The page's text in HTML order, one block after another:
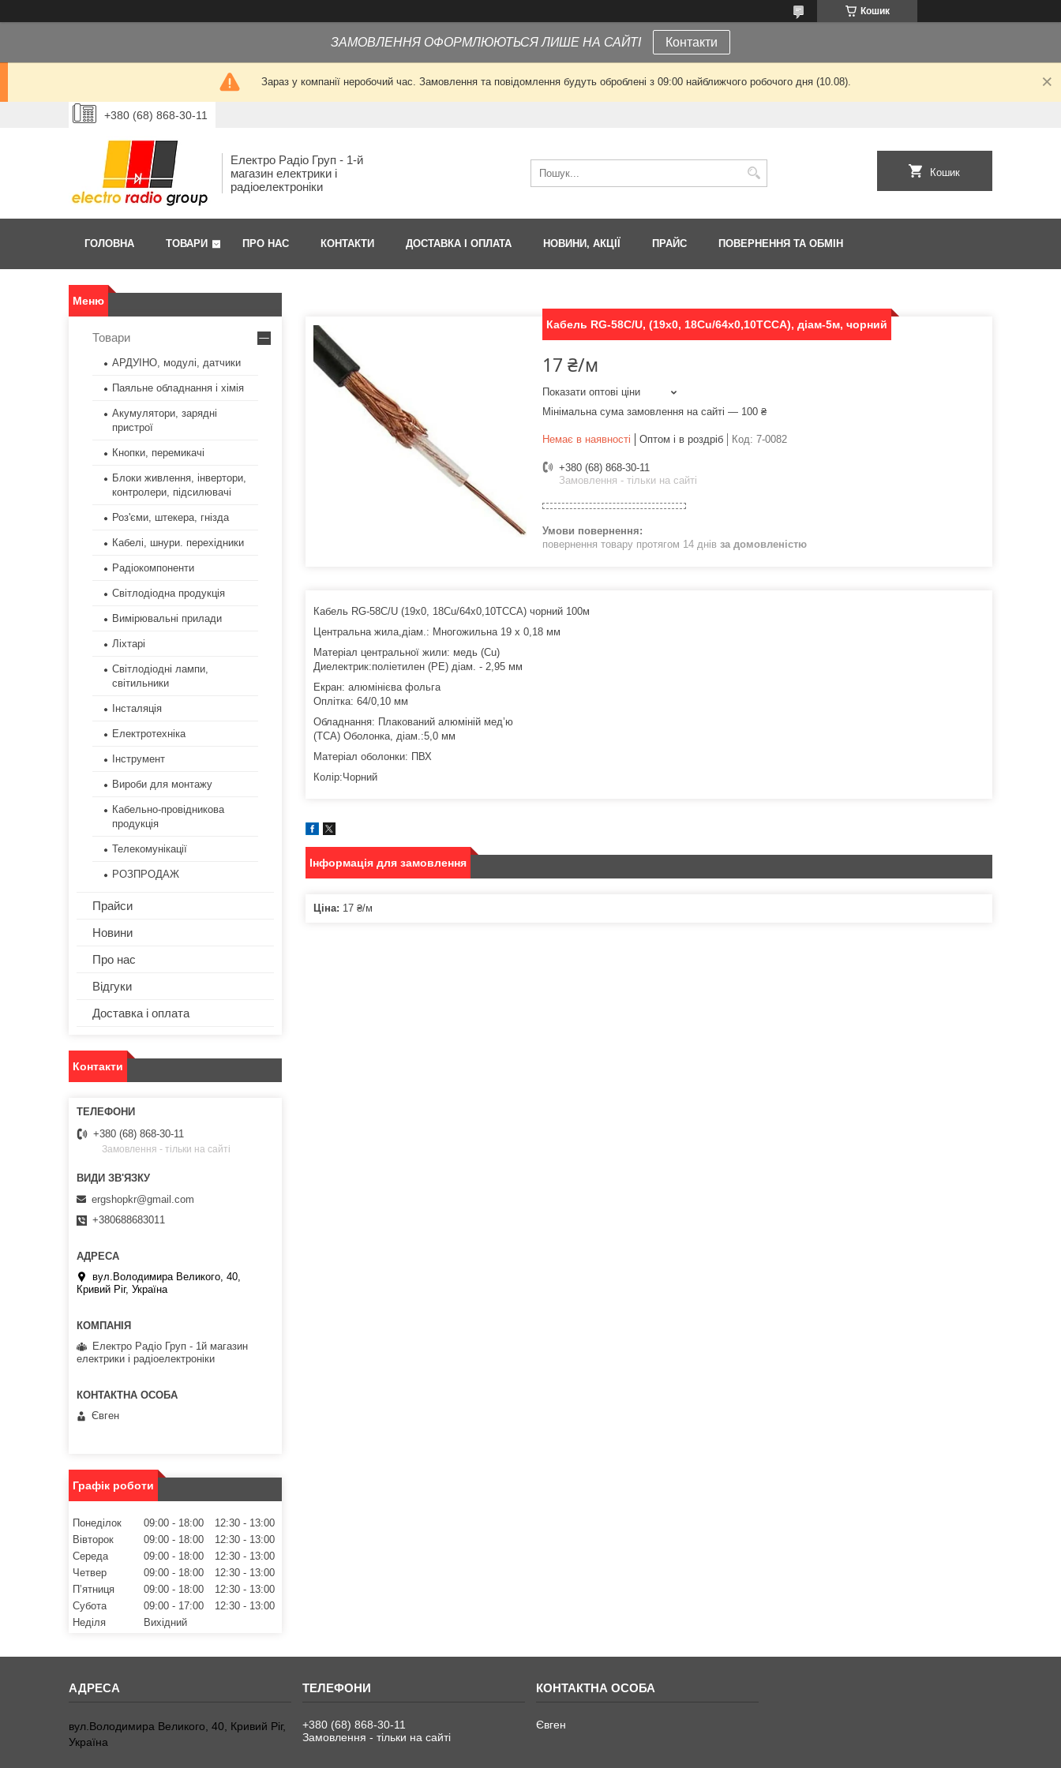
Кошик
ЗАМОВЛЕННЯ ОФОРМЛЮЮТЬСЯ ЛИШЕ НА САЙТІ Контакти
Зараз у компанії неробочий час. Замовлення та повідомлення будуть оброблені з 09:00 найближчого робочого дня (10.08).
+380 (68) 868-30-11
Електро Радіо Груп - 1-й
магазин електрики і
радіоелектроніки
Кошик
ГОЛОВНА ТОВАРИ ПРО НАС КОНТАКТИ ДОСТАВКА І ОПЛАТА НОВИНИ, АКЦІЇ ПРАЙС ПОВЕРНЕННЯ ТА ОБМІН
Кабель RG-58C/U, (19x0, 18Cu/64x0,10TCСА), діам-5м, чорний
17 ₴/м
Показати оптові ціни
Мінімальна сума замовлення на сайті — 100 ₴
Немає в наявності Оптом і в роздріб Код: 7-0082
+380 (68) 868-30-11
Замовлення - тільки на сайті
повернення товару протягом 14 днів за домовленістю
Кабель RG-58C/U (19x0, 18Cu/64x0,10TCСА) чорний 100м
Центральна жила,діам.: Многожильна 19 х 0,18 мм
Матеріал центральної жили: медь (Cu)
Диелектрик:поліетилен (РЕ) діам. - 2,95 мм
Екран: алюмінієва фольга
Оплітка: 64/0,10 мм
Обладнання: Плакований алюміній мед’ю
(ТCA) Оболонка, діам.:5,0 мм
Матеріал оболонки: ПВХ
Колір:Чорний
Інформація для замовлення
Ціна: 17 ₴/м
Товари
АРДУІНО, модулі, датчики
Паяльне обладнання і хімія
Акумулятори, зарядні
пристрої
Кнопки, перемикачі
Блоки живлення, інвертори,
контролери, підсилювачі
Роз'єми, штекера, гнізда
Кабелі, шнури. перехідники
Радіокомпоненти
Світлодіодна продукція
Вимірювальні прилади
Ліхтарі
Світлодіодні лампи,
світильники
Інсталяція
Електротехніка
Інструмент
Вироби для монтажу
Кабельно-провідникова
продукція
Телекомунікації
РОЗПРОДАЖ
Прайси
Новини
Про нас
Відгуки
Доставка і оплата
Контакти
+380 (68) 868-30-11
Замовлення - тільки на сайті
ergshopkr@gmail.com
+380688683011
вул.Володимира Великого, 40,
Кривий Ріг, Україна
Електро Радіо Груп - 1й магазин
електрики і радіоелектроніки
Євген
Графік роботи
Понеділок 09:00 18:00 12:30
13:00
Вівторок
09:00 18:00 12:30
13:00
Середа
09:00 18:00 12:30
13:00
Четвер
09:00 18:00 12:30
13:00
Пʼятниця
09:00 18:00 12:30
13:00
Субота
09:00 17:00 12:30
13:00
Неділя
Вихідний
вул.Володимира Великого, 40, Кривий Ріг,
Україна
+380 (68) 868-30-11
Замовлення - тільки на сайті
Євген